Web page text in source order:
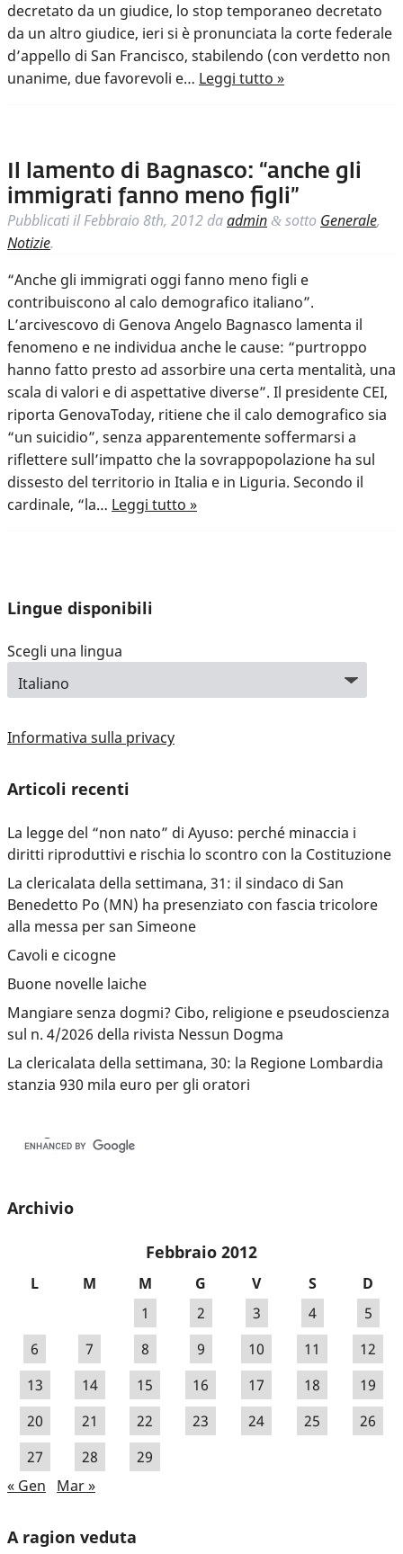
decretato da un giudice, lo stop temporaneo decretato
da un altro giudice, ieri si è pronunciata la corte federale
d’appello di San Francisco, stabilendo (con verdetto non
unanime, due favorevoli e… Leggi tutto »
Il lamento di Bagnasco: “anche gli
immigrati fanno meno figli”
Pubblicati ilFebbraio 8th, 2012 daadmin & sotto Generale,
Notizie.
“Anche gli immigrati oggi fanno meno figli e
contribuiscono al calo demografico italiano”.
L’arcivescovo di Genova Angelo Bagnasco lamenta il
fenomeno e ne individua anche le cause: “purtroppo
hanno fatto presto ad assorbire una certa mentalità, una
scala di valori e di aspettative diverse”. Il presidente CEI,
riporta GenovaToday, ritiene che il calo demografico sia
“un suicidio”, senza apparentemente soffermarsi a
riflettere sull’impatto che la sovrappopolazione ha sul
dissesto del territorio in Italia e in Liguria. Secondo il
cardinale, “la… Leggi tutto »
Lingue disponibili
Scegli una lingua
Informativa sulla privacy
Articoli recenti
La legge del “non nato” di Ayuso: perché minaccia i
diritti riproduttivi e rischia lo scontro con la Costituzione
La clericalata della settimana, 31: il sindaco di San
Benedetto Po (MN) ha presenziato con fascia tricolore
alla messa per san Simeone
Cavoli e cicogne
Buone novelle laiche
Mangiare senza dogmi? Cibo, religione e pseudoscienza
sul n. 4/2026 della rivista Nessun Dogma
La clericalata della settimana, 30: la Regione Lombardia
stanzia 930 mila euro per gli oratori
Archivio
Febbraio 2012
L M M G V S
D
1
2 3 4
5
6
7 8 9 10 11
12
13
14 15 16 17 18
19
20
21 22 23 24 25
26
27
28
29
« Gen
Mar »
A ragion veduta